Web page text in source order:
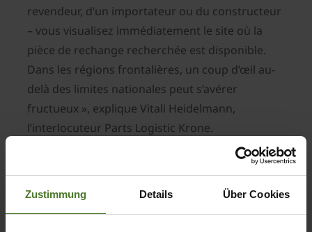
Zustimmung Details Über Cookies
revendeur, d’un importateur ou du constructeur
– vous visualisez immédiatement le site où la
pièce de rechange recherchée est disponible.
Dans les régions frontalières, un coup d’œil au-
delà des limites nationales peut s’avérer
fructueux », explique Vitali Heidelmann,
l’interlocuteur Parts Logistic Krone.
commerciaux se sont déjà fait enregistrer pour
bénéficier du nouveau système PartsLocator ;